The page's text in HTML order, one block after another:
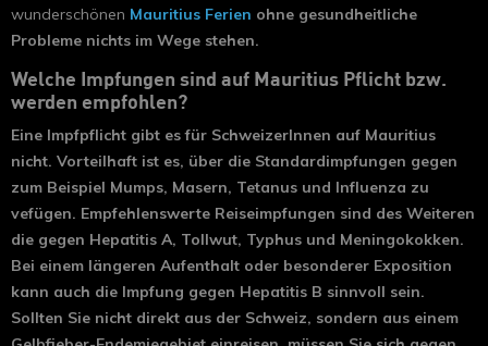
wunderschönen Mauritius Ferien ohne gesundheitliche
Probleme nichts im Wege stehen.
Welche Impfungen sind auf Mauritius Pflicht bzw.
werden empfohlen?
Eine Impfpflicht gibt es für SchweizerInnen auf Mauritius
nicht. Vorteilhaft ist es, über die Standardimpfungen gegen
zum Beispiel Mumps, Masern, Tetanus und Influenza zu
vefügen. Empfehlenswerte Reiseimpfungen sind des Weiteren
die gegen Hepatitis A, Tollwut, Typhus und Meningokokken.
Bei einem längeren Aufenthalt oder besonderer Exposition
kann auch die Impfung gegen Hepatitis B sinnvoll sein.
Sollten Sie nicht direkt aus der Schweiz, sondern aus einem